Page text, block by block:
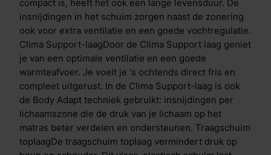
ondersteuning op maat. Dual action tijkDe hoes/tijk
bevat de gepatenteerde HeiQ Cool- en HeiQ Allergen
TechTM-technologie. HeiQ Allergen TechTM-
technologie is een 100% natuurlijke afwerking die
blootstelling aan allergenen van huisstofmijt en
huisdieren vermindert, met behulp van actieve
probiotica. De technologie heeft een dubbele werking
die zorgt voor een directe &eacute;n blijvende
temperatuurregulatie. Bij het eerste contact ervaar je
direct verkoeling en lig je in een comfortabel koel
compact is, heeft het ook een lange levensduur. De
insnijdingen in het schuim zorgen naast de zonering
ook voor extra ventilatie en een goede vochtregulatie.
Clima Support-laagDoor de Clima Support laag geniet
je van een optimale ventilatie en een goede
warmteafvoer. Je voelt je 's ochtends direct fris en
compleet uitgerust. In de Clima Support-laag is ook
de Body Adapt techniek gebruikt: insnijdingen per
lichaamszone die de druk van je lichaam op het
matras beter verdelen en ondersteunen. Traagschuim
toplaagDe traagschuim toplaag vermindert druk op